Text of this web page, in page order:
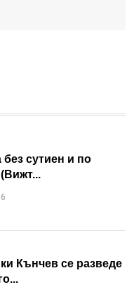
сутиен и по
Кънчев се разведе